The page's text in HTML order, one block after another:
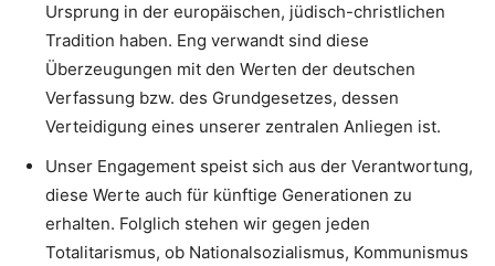
Ursprung in der europäischen, jüdisch-christlichen
Tradition haben. Eng verwandt sind diese
Überzeugungen mit den Werten der deutschen
Verfassung bzw. des Grundgesetzes, dessen
Verteidigung eines unserer zentralen Anliegen ist.
Unser Engagement speist sich aus der Verantwortung,
diese Werte auch für künftige Generationen zu
erhalten. Folglich stehen wir gegen jeden
Totalitarismus, ob Nationalsozialismus, Kommunismus